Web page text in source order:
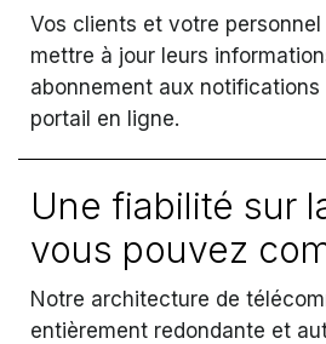
Vos clients et votre
mettre à jour leurs
abonnement aux
portail en ligne.
Une fiabilité sur
vous pouvez
Notre architecture de
entièrement redondante et